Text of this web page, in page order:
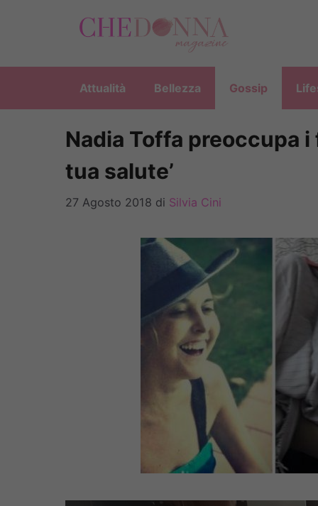
Attualità Bellezza Gossip
Nadia Toffa preoccupa
tua salute’
27 Agosto 2018 di Silvia Cini